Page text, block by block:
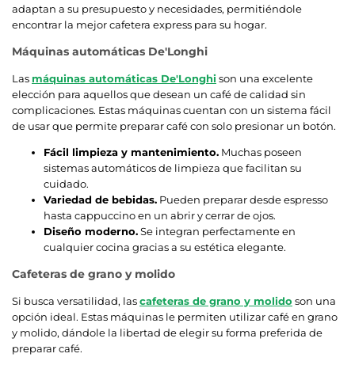
adaptan a su presupuesto y necesidades, permitiéndole
encontrar la mejor cafetera express para su hogar.
Máquinas automáticas De'Longhi
Las máquinas automáticas De'Longhison una excelente
elección para aquellos que desean un café de calidad sin
complicaciones. Estas máquinas cuentan con un sistema fácil
de usar que permite preparar café con solo presionar un botón.
Fácil limpieza y mantenimiento. Muchas poseen
sistemas automáticos de limpieza que facilitan su
cuidado.
Variedad de bebidas. Pueden preparar desde espresso
hasta cappuccino en un abrir y cerrar de ojos.
Diseño moderno.Se integran perfectamente en
cualquier cocina gracias a su estética elegante.
Cafeteras de grano y molido
Si busca versatilidad, lascafeteras de grano y molido son una
opción ideal. Estas máquinas le permiten utilizar café en grano
y molido, dándole la libertad de elegir su forma preferida de
preparar café.